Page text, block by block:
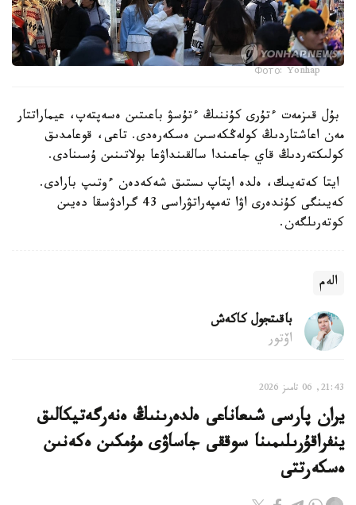
Фото: Yonhap
بۇل قىزمەت ءتۇرى كۇننىڭ ءتۇسۋ باعىتىن ەسەپتەپ، عيماراتتار
مەن اعاشتاردىڭ كولەڭكەسىن ەسكەرەدى. تاعى، قوعامدىق
كولىكتەردىڭ قاي جاعىندا سالقىنداۋعا بولاتىنىن ۇسىنادى.
ايتا كەتەيىك، ەلدە اپتاپ ىستىق شەكەدەن ءوتىپ بارادى.
كەيىنگى كۇندەرى اۋا تەمپەراتۋراسى 43 گرادۋسقا دەيىن
كوتەرىلگەن.
الەم
باقىتجول كاكەش
اۆتور
21:43, 06 تامىز 2026
يران پارسى شىعاناعى ەلدەرىنىڭ ەنەرگەتيكالىق
ينفراقۇرىلىمىنا سوققى جاساۋى مۇمكىن ەكەنىن
ەسكەرتتى